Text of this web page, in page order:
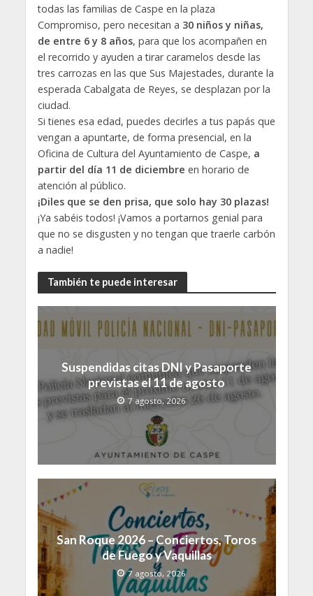
todas las familias de Caspe en la plaza
Compromiso, pero necesitan a 30 niños y niñas,
de entre 6 y 8 años, para que los acompañen en
el recorrido y ayuden a tirar caramelos desde las
tres carrozas en las que Sus Majestades, durante la
esperada Cabalgata de Reyes, se desplazan por la
ciudad.
Si tienes esa edad, puedes decirles a tus papás que
vengan a apuntarte, de forma presencial, en la
Oficina de Cultura del Ayuntamiento de Caspe, a
partir del día 11 de diciembre en horario de
atención al público.
¡Diles que se den prisa, que solo hay 30 plazas!
¡Ya sabéis todos! ¡Vamos a portarnos genial para
que no se disgusten y no tengan que traerle carbón
a nadie!
También te puede interesar
Suspendidas citas DNI y Pasaporte
previstas el 11 de agosto
7 agosto, 2026
San Roque 2026 – Conciertos, Toros
de Fuego y Vaquillas
7 agosto, 2026